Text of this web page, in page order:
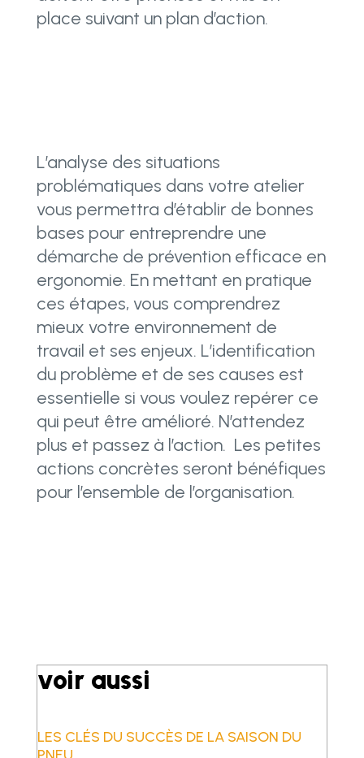
place suivant un plan d’action.
L’analyse des situations
problématiques dans votre atelier
vous permettra d’établir de bonnes
bases pour entreprendre une
démarche de prévention efficace en
ergonomie. En mettant en pratique
ces étapes, vous comprendrez
mieux votre environnement de
travail et ses enjeux. L’identification
du problème et de ses causes est
essentielle si vous voulez repérer ce
qui peut être amélioré. N’attendez
plus et passez à l’action. Les petites
actions concrètes seront bénéfiques
pour l’ensemble de l’organisation.
voir aussi
LES CLÉS DU SUCCÈS DE LA SAISON DU
PNEU